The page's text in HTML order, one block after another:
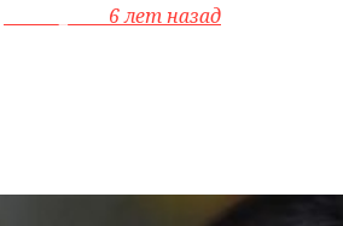
6 лет назад